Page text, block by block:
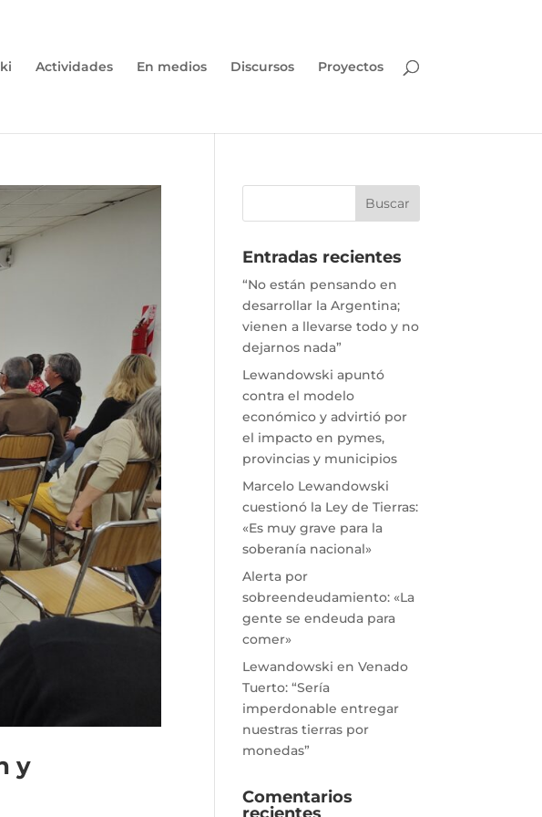
Actividades En medios Discursos Proyectos
y
Entradas recientes
“No están pensando en
desarrollar la Argentina;
vienen a llevarse todo y no
dejarnos nada”
Lewandowski apuntó
contra el modelo
económico y advirtió por
el impacto en pymes,
provincias y municipios
Marcelo Lewandowski
cuestionó la Ley de Tierras:
«Es muy grave para la
soberanía nacional»
Alerta por
sobreendeudamiento: «La
gente se endeuda para
comer»
Lewandowski en Venado
Tuerto: “Sería
imperdonable entregar
nuestras tierras por
monedas”
Comentarios